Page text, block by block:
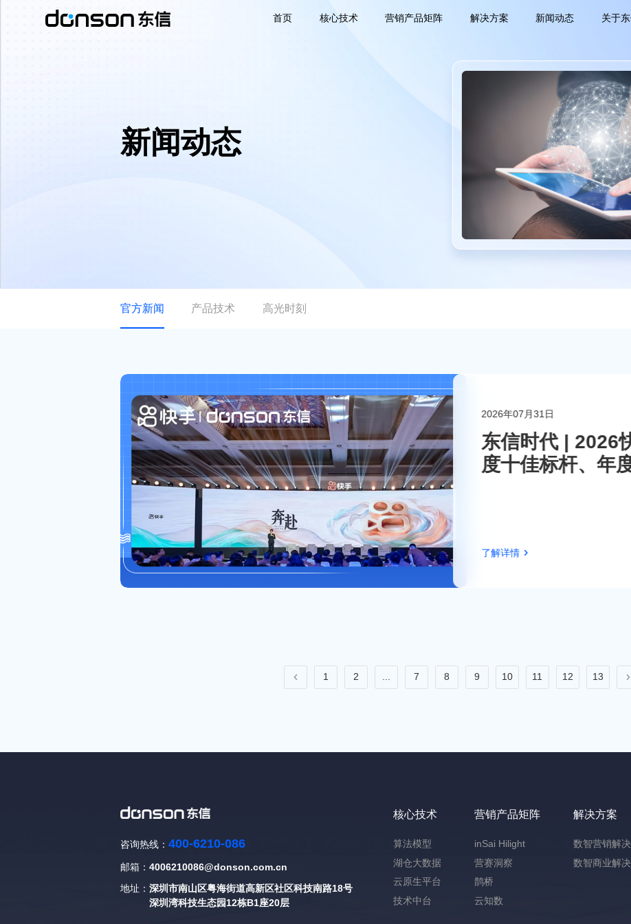
首页 核心技术 营销产品矩阵 解决方案 新闻动态 关于
首页
联系东信
新闻动态
官方新闻 产品技术 高光时刻
2026年07月31日
东信时代 | 2026
度十佳标杆、年
了解详情
1 2 7 8 9 10 11 12 13
咨询热线： 400-6210-086
邮箱： 4006210086@donson.com.cn
地址： 深圳市南山区粤海街道高新区社区科技南路18号
深圳湾科技生态园12栋B1座20层
核心技术
算法模型
湖仓大数据
云原生平台
技术中台
营销产品矩阵
inSai Hilight
营赛洞察
鹊桥
云知数
解决方案
数智营销解
数智商业解